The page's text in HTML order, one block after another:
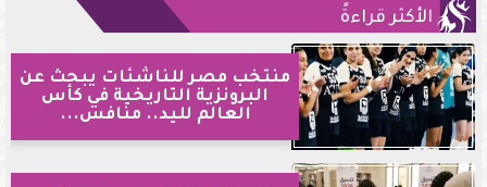
الأكثر قراءةً
منتخب مصر للناشئات يبحث عن
البرونزية التاريخية في كأس
العالم لليد.. منافس...